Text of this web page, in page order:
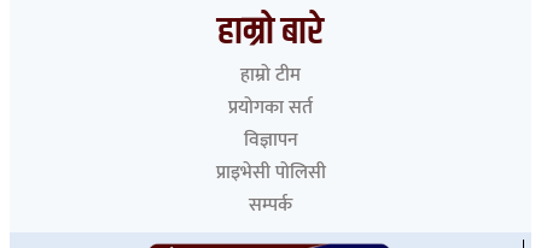
हाम्रो बारे
हाम्रो टीम
प्रयोगका सर्त
विज्ञापन
प्राइभेसी पोलिसी
सम्पर्क